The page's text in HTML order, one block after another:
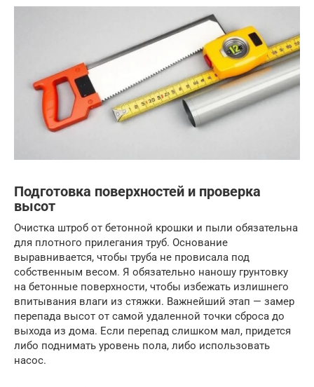
Подготовка поверхностей и проверка
высот
Очистка штроб от бетонной крошки и пыли обязательна
для плотного прилегания труб. Основание
выравнивается, чтобы труба не провисала под
собственным весом. Я обязательно наношу грунтовку
на бетонные поверхности, чтобы избежать излишнего
впитывания влаги из стяжки. Важнейший этап — замер
перепада высот от самой удаленной точки сброса до
выхода из дома. Если перепад слишком мал, придется
либо поднимать уровень пола, либо использовать
насос.